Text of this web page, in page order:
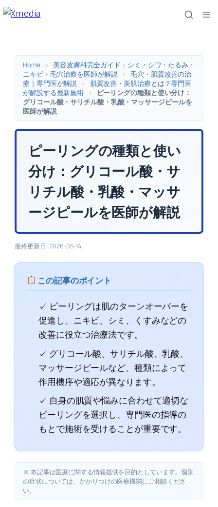
内
Home >
美容皮膚科完全ガイド：シミ・シワ・たるみ・
ニキビ・毛穴治療を医師が解説
>
毛穴・肌質改善の治
療｜専門医が解説
>
肌質改善・美肌治療とは？専門医
が解説する最新施術
>
ピーリングの種類と使い分け：
グリコール酸・サリチル酸・乳酸・マッサージピールを
医師が解説
ピーリングの種類と使い
分け：グリコール酸・サ
リチル酸・乳酸・マッサ
ージピールを医師が解説
最終更新日: 2026-05-14
この記事のポイント
✓ ピーリングは肌のターンオーバーを
促進し、ニキビ、シミ、くすみなどの
改善に役立つ治療法です。
✓ グリコール酸、サリチル酸、乳酸、
マッサージピールなど、種類によって
作用機序や適応が異なります。
✓ 自身の肌質や悩みに合わせて適切な
ピーリングを選択し、専門医の指導の
もとで施術を受けることが重要です。
※ 本記事は医療に関する情報提供を目的としています。個別
の症状については、かかりつけの医療機関にご相談くださ
い。